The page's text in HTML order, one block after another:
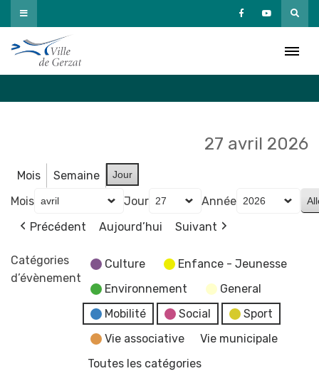
Passer
au
contenu
27 avril 2026
Mois Semaine Jour
Mois Jour
Année
Précédent
Aujourd’hui Suivant
Catégories
d’évènement
Culture
Enfance - Jeunesse
Environnement
General
Mobilité
Social
Sport
Vie associative
Vie municipale
Toutes les catégories